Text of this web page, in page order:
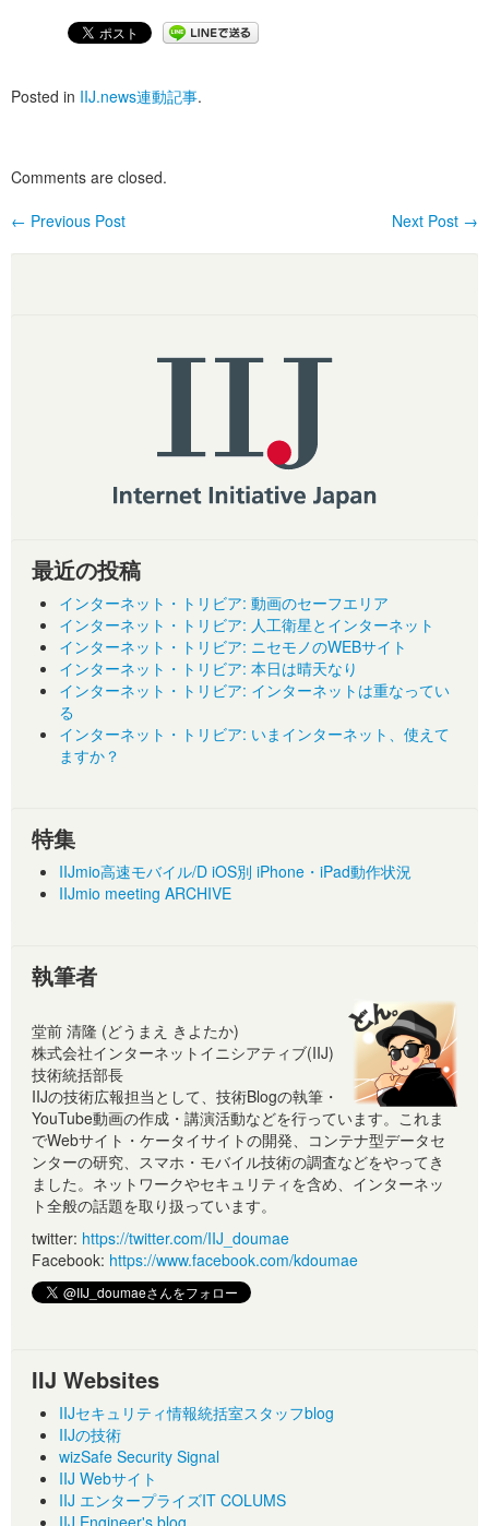
Posted in IIJ.news連動記事.
Comments are closed.
Next Post →
← Previous Post
最近の投稿
インターネット・トリビア: 動画のセーフエリア
インターネット・トリビア: 人工衛星とインターネット
インターネット・トリビア: ニセモノのWEBサイト
インターネット・トリビア: 本日は晴天なり
インターネット・トリビア: インターネットは重なってい
る
インターネット・トリビア: いまインターネット、使えて
ますか？
特集
IIJmio高速モバイル/D iOS別 iPhone・iPad動作状況
IIJmio meeting ARCHIVE
執筆者
堂前 清隆 (どうまえ きよたか)
株式会社インターネットイニシアティブ(IIJ)
技術統括部長
IIJの技術広報担当として、技術Blogの執筆・
YouTube動画の作成・講演活動などを行っています。これま
でWebサイト・ケータイサイトの開発、コンテナ型データセ
ンターの研究、スマホ・モバイル技術の調査などをやってき
ました。ネットワークやセキュリティを含め、インターネッ
ト全般の話題を取り扱っています。
twitter: https://twitter.com/IIJ_doumae
Facebook: https://www.facebook.com/kdoumae
IIJ Websites
IIJセキュリティ情報統括室スタッフblog
IIJの技術
wizSafe Security Signal
IIJ Webサイト
IIJ エンタープライズIT COLUMS
IIJ Engineer's blog